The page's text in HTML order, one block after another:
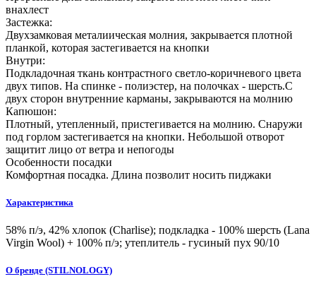
внахлест
Застежка:
Двухзамковая металиическая молния, закрывается плотной
планкой, которая застегивается на кнопки
Внутри:
Подкладочная ткань контрастного светло-коричневого цвета
двух типов. На спинке - полиэстер, на полочках - шерсть.С
двух сторон внутренние карманы, закрываются на молнию
Капюшон:
Плотный, утепленный, пристегивается на молнию. Снаружи
под горлом застегивается на кнопки. Небольшой отворот
защитит лицо от ветра и непогоды
Особенности посадки
Комфортная посадка. Длина позволит носить пиджаки
Характеристика
58% п/э, 42% хлопок (Charlise); подкладка - 100% шерсть (Lana
Virgin Wool) + 100% п/э; утеплитель - гусиный пух 90/10
О бренде (STILNOLOGY)